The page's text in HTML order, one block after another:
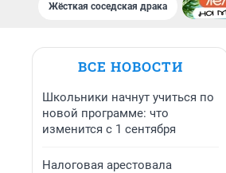
Жёсткая соседская драка
ВСЕ НОВОСТИ
Школьники начнут учиться по
новой программе: что
изменится с 1 сентября
Налоговая арестовала